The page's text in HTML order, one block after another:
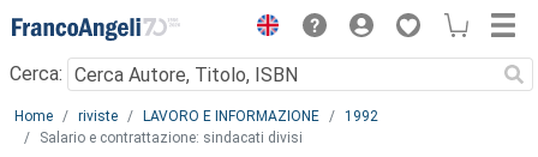
Menu
Cerca:
Main content
Home riviste LAVORO E INFORMAZIONE
1992
Salario e contrattazione: sindacati divisi